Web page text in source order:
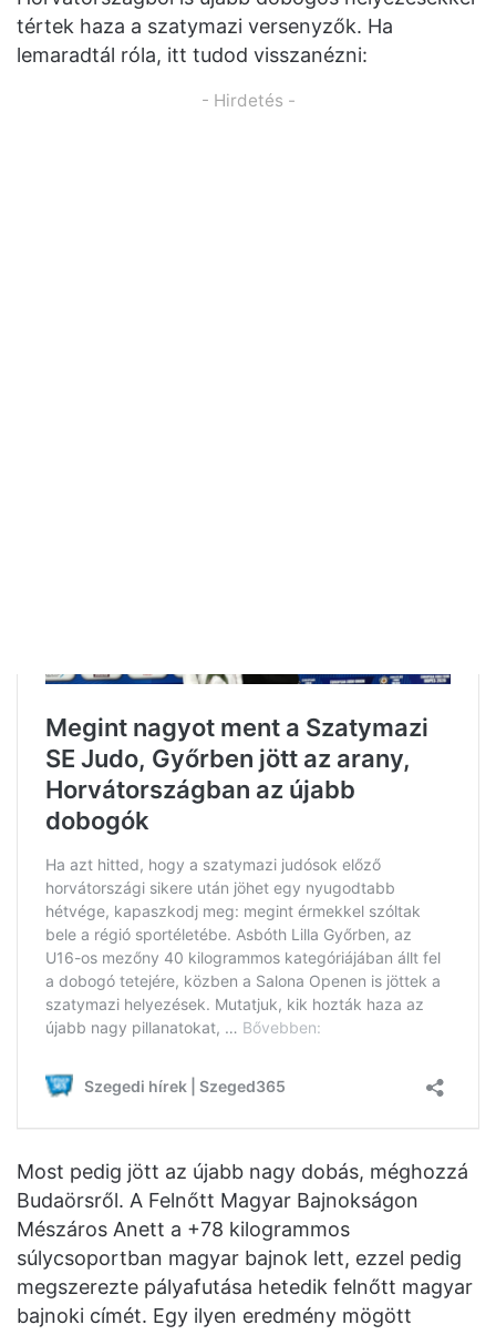
tértek haza a szatymazi versenyzők. Ha
lemaradtál róla, itt tudod visszanézni:
- Hirdetés -
Most pedig jött az újabb nagy dobás, méghozzá
Budaörsről. A Felnőtt Magyar Bajnokságon
Mészáros Anett a +78 kilogrammos
súlycsoportban magyar bajnok lett, ezzel pedig
megszerezte pályafutása hetedik felnőtt magyar
bajnoki címét. Egy ilyen eredmény mögött